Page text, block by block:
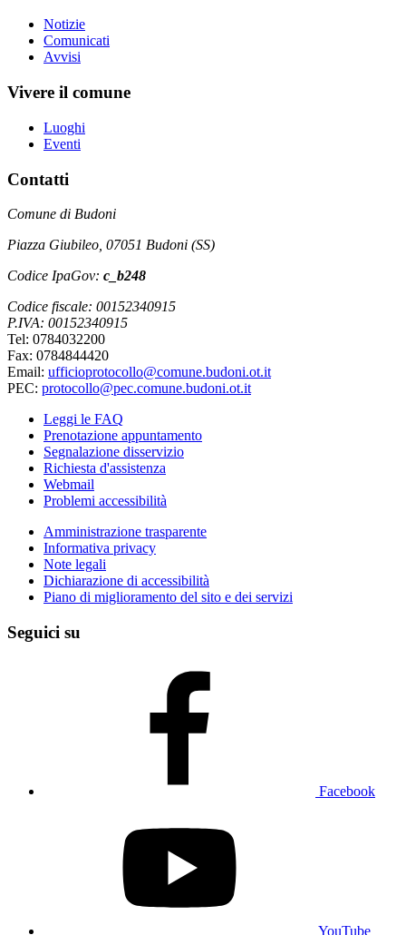
Notizie
Comunicati
Avvisi
Vivere il comune
Luoghi
Eventi
Contatti
Comune di Budoni
Piazza Giubileo, 07051 Budoni (SS)
Codice IpaGov: c_b248
Codice fiscale: 00152340915
P.IVA: 00152340915
Tel: 0784032200
Fax: 0784844420
Email: ufficioprotocollo@comune.budoni.ot.it
PEC: protocollo@pec.comune.budoni.ot.it
Leggi le FAQ
Prenotazione appuntamento
Segnalazione disservizio
Richiesta d'assistenza
Webmail
Problemi accessibilità
Amministrazione trasparente
Informativa privacy
Note legali
Dichiarazione di accessibilità
Piano di miglioramento del sito e dei servizi
Seguici su
Facebook
YouTube